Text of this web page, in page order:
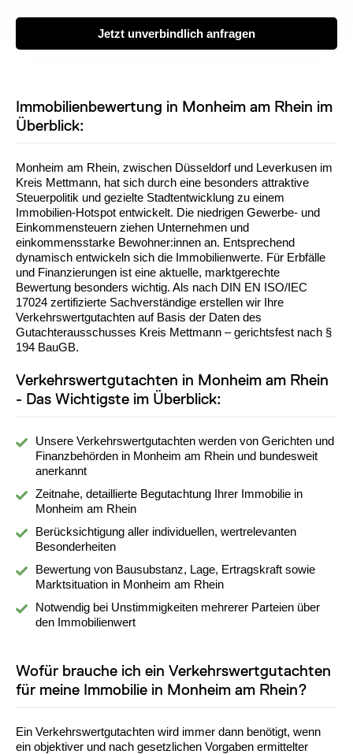
Jetzt unverbindlich anfragen
Immobilienbewertung in Monheim am Rhein im
Überblick:
Monheim am Rhein, zwischen Düsseldorf und Leverkusen im
Kreis Mettmann, hat sich durch eine besonders attraktive
Steuerpolitik und gezielte Stadtentwicklung zu einem
Immobilien-Hotspot entwickelt. Die niedrigen Gewerbe- und
Einkommensteuern ziehen Unternehmen und
einkommensstarke Bewohner:innen an. Entsprechend
dynamisch entwickeln sich die Immobilienwerte. Für Erbfälle
und Finanzierungen ist eine aktuelle, marktgerechte
Bewertung besonders wichtig. Als nach DIN EN ISO/IEC
17024 zertifizierte Sachverständige erstellen wir Ihre
Verkehrswertgutachten auf Basis der Daten des
Gutachterausschusses Kreis Mettmann – gerichtsfest nach §
194 BauGB.
Verkehrswertgutachten in Monheim am Rhein
- Das Wichtigste im Überblick:
Unsere Verkehrswertgutachten werden von Gerichten und
Finanzbehörden in Monheim am Rhein und bundesweit
anerkannt
Zeitnahe, detaillierte Begutachtung Ihrer Immobilie in
Monheim am Rhein
Berücksichtigung aller individuellen, wertrelevanten
Besonderheiten
Bewertung von Bausubstanz, Lage, Ertragskraft sowie
Marktsituation in Monheim am Rhein
Notwendig bei Unstimmigkeiten mehrerer Parteien über
den Immobilienwert
Wofür brauche ich ein Verkehrswertgutachten
für meine Immobilie in Monheim am Rhein?
Ein Verkehrswertgutachten wird immer dann benötigt, wenn
ein objektiver und nach gesetzlichen Vorgaben ermittelter